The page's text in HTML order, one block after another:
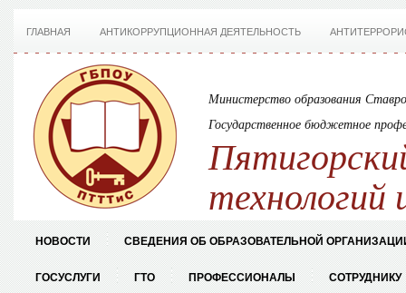
ГЛАВНАЯ АНТИКОРРУПЦИОННАЯ ДЕЯТЕЛЬНОСТЬ
Министерство образования
Государственное бюджетное
технологий
НОВОСТИ СВЕДЕНИЯ ОБ ОБРАЗОВАТЕЛЬНОЙ
ГОСУСЛУГИ ГТО ПРОФЕССИОНАЛЫ СОТРУДНИКУ